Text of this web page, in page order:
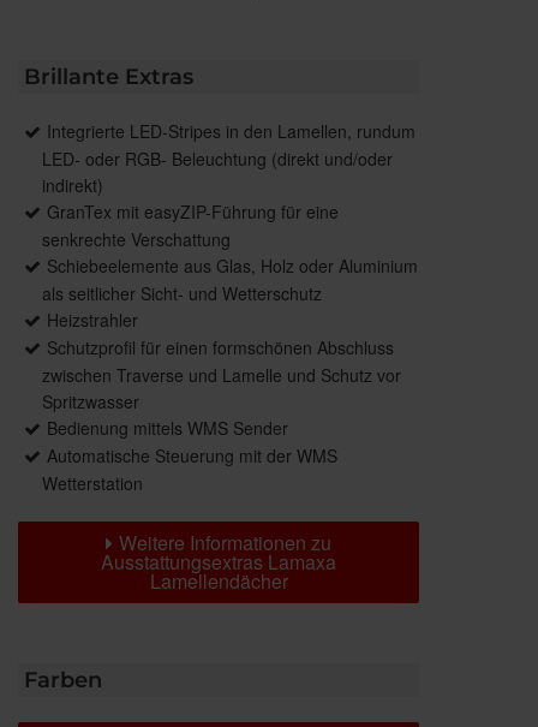
Brillante Extras
Integrierte LED-Stripes in den Lamellen, rundum
LED- oder RGB- Beleuchtung (direkt und/oder
indirekt)
GranTex mit easyZIP-Führung für eine
senkrechte Verschattung
Schiebeelemente aus Glas, Holz oder Aluminium
als seitlicher Sicht- und Wetterschutz
Heizstrahler
Schutzprofil für einen formschönen Abschluss
zwischen Traverse und Lamelle und Schutz vor
Spritzwasser
Bedienung mittels WMS Sender
Automatische Steuerung mit der WMS
Wetterstation
Weitere Informationen zu
Ausstattungsextras Lamaxa
Lamellendächer
Farben